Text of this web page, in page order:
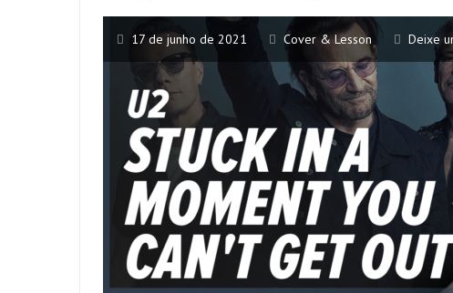
17 de junho de 2021 Cover & Lesson Deixe